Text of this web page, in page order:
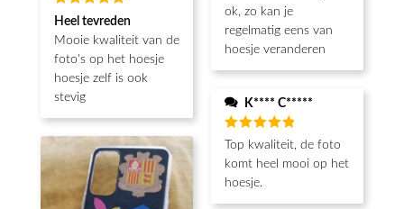
Beoordeeld
5van de 5
Heel tevreden
Mooie kwaliteit van de
foto's op het hoesje
hoesje zelf is ook
stevig
ok, zo kan je
regelmatig eens van
hoesje veranderen
K**** C*****
Beoordeeld
5 van de 5
Top kwaliteit, de foto
komt heel mooi op het
hoesje.